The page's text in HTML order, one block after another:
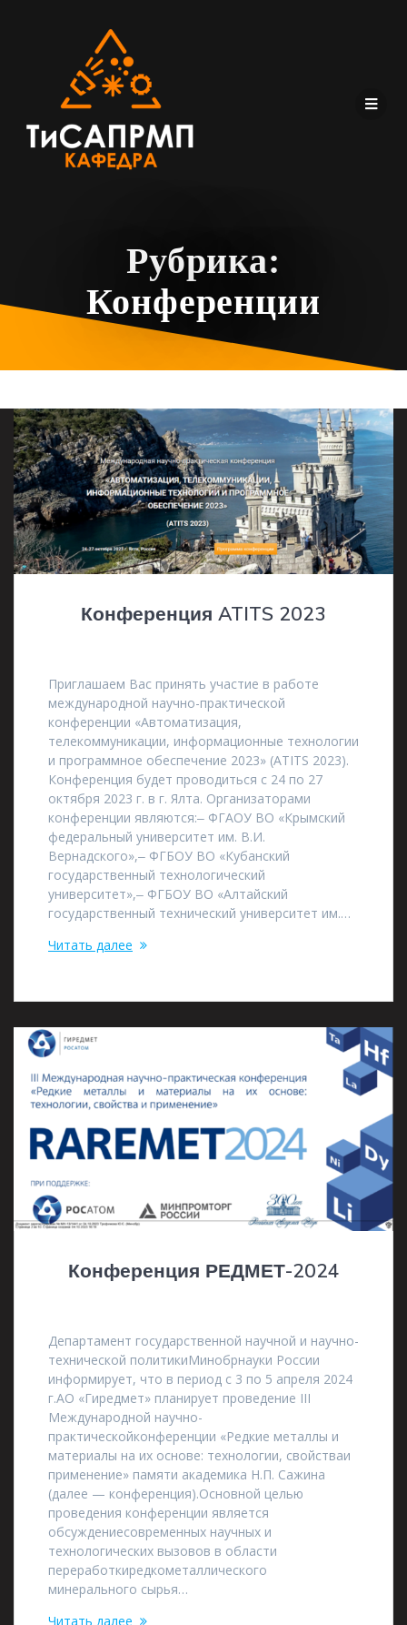
Рубрика:
Конференции
Конференция ATITS 2023
Приглашаем Вас принять участие в работе
международной научно-практической
конференции «Автоматизация,
телекоммуникации, информационные технологии
и программное обеспечение 2023» (ATITS 2023).
Конференция будет проводиться с 24 по 27
октября 2023 г. в г. Ялта. Организаторами
конференции являются:‒ ФГАОУ ВО «Крымский
федеральный университет им. В.И.
Вернадского»,‒ ФГБОУ ВО «Кубанский
государственный технологический
университет»,‒ ФГБОУ ВО «Алтайский
государственный технический университет им.…
Читать далее
Конференция РЕДМЕТ-2024
Департамент государственной научной и научно-
технической политикиМинобрнауки России
информирует, что в период с 3 по 5 апреля 2024
г.АО «Гиредмет» планирует проведение III
Международной научно-
практическойконференции «Редкие металлы и
материалы на их основе: технологии, свойстваи
применение» памяти академика Н.П. Сажина
(далее — конференция).Основной целью
проведения конференции является
обсуждениесовременных научных и
технологических вызовов в области
переработкиредкометаллического
минерального сырья…
Читать далее